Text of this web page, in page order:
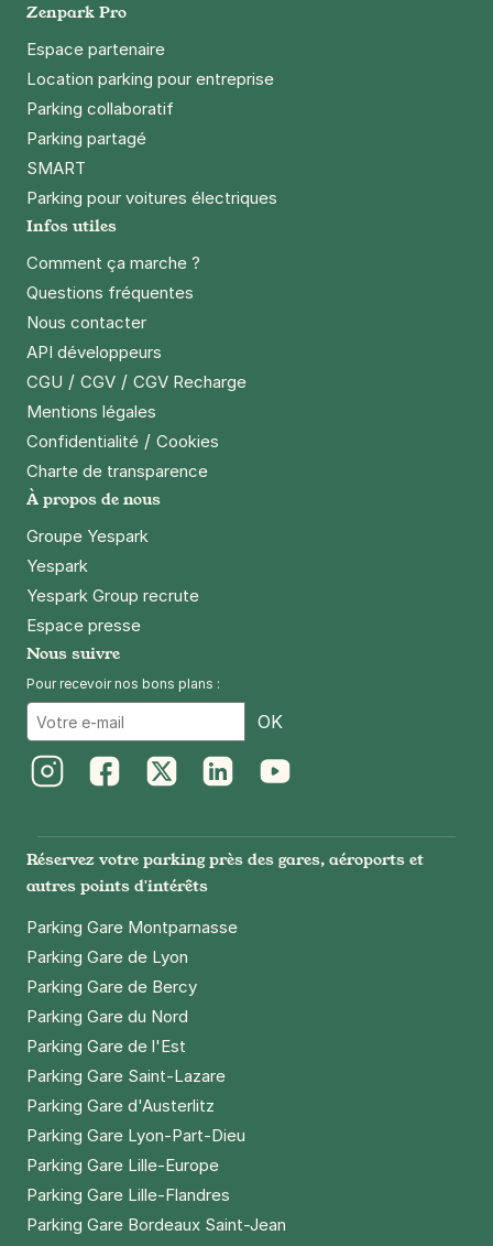
Zenpark Pro
Espace partenaire
Location parking pour entreprise
Parking collaboratif
Parking partagé
SMART
Parking pour voitures électriques
Infos utiles
Comment ça marche ?
Questions fréquentes
Nous contacter
API développeurs
CGU / CGV / CGV Recharge
Mentions légales
Confidentialité / Cookies
Charte de transparence
À propos de nous
Groupe Yespark
Yespark
Yespark Group recrute
Espace presse
Nous suivre
Pour recevoir nos bons plans :
OK
Réservez votre parking près des gares, aéroports et
autres points d'intérêts
Parking Gare Montparnasse
Parking Gare de Lyon
Parking Gare de Bercy
Parking Gare du Nord
Parking Gare de l'Est
Parking Gare Saint-Lazare
Parking Gare d'Austerlitz
Parking Gare Lyon-Part-Dieu
Parking Gare Lille-Europe
Parking Gare Lille-Flandres
Parking Gare Bordeaux Saint-Jean